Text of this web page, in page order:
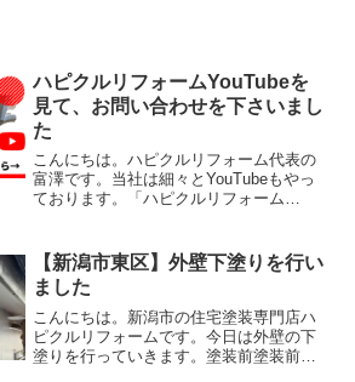
ハピクルリフォームYouTubeを
見て、お問い合わせを下さいまし
た
こんにちは。ハピクルリフォーム代表の
富澤です。当社は細々とYouTubeもやっ
ております。「ハピクルリフォーム
ないので見にくくて退屈な動画ばかりで
すが、ありがた...
【新潟市東区】外壁下塗りを行い
ました
こんにちは。新潟市の住宅塗装専門店ハ
ピクルリフォームです。今日は外壁の下
塗りを行っていきます。塗装前塗装前の